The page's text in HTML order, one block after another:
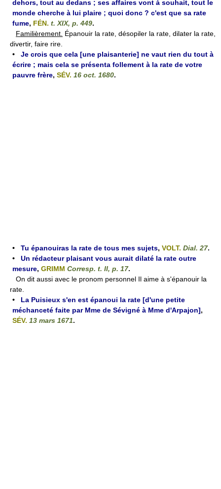
dehors, tout au dedans ; ses affaires vont à souhait, tout le
monde cherche à lui plaire ; quoi donc ? c'est que sa rate
fume, FÉN. t. XIX, p. 449.
Familièrement. Épanouir la rate, désopiler la rate, dilater la rate,
divertir, faire rire.
• Je crois que cela [une plaisanterie] ne vaut rien du tout à
écrire ; mais cela se présenta follement à la rate de votre
pauvre frère, SÉV. 16 oct. 1680.
• Tu épanouiras la rate de tous mes sujets, VOLT. Dial. 27.
• Un rédacteur plaisant vous aurait dilaté la rate outre
mesure, GRIMM Corresp. t. II, p. 17.
On dit aussi avec le pronom personnel Il aime à s'épanouir la
rate.
• La Puisieux s'en est épanoui la rate [d'une petite
méchanceté faite par Mme de Sévigné à Mme d'Arpajon],
SÉV. 13 mars 1671.